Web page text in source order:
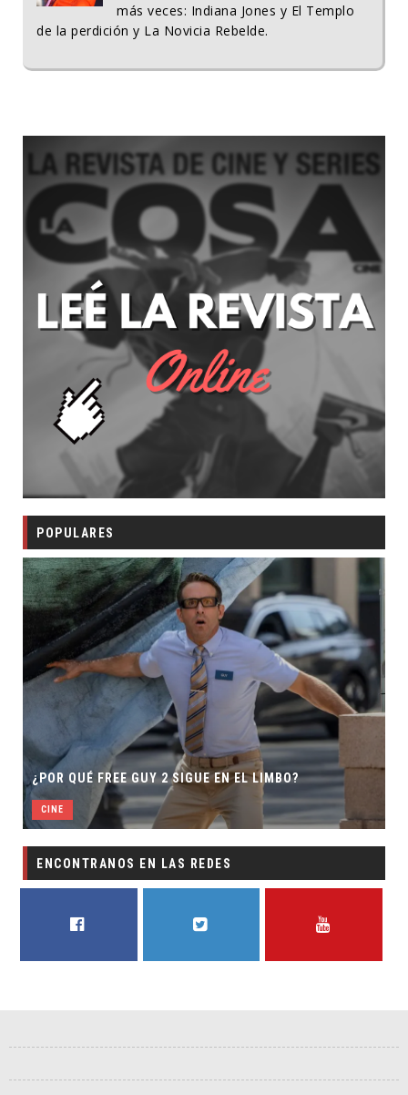
más veces: Indiana Jones y El Templo
de la perdición y La Novicia Rebelde.
POPULARES
¿POR QUÉ FREE GUY 2 SIGUE EN EL LIMBO?
CINE
ENCONTRANOS EN LAS REDES